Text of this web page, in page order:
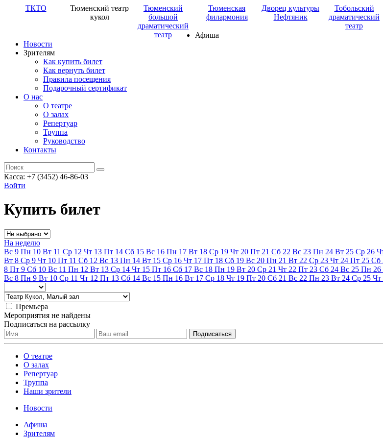
ТКТО
Тюменский театр
кукол
Тюменский
большой
драматический
театр
Тюменская
филармония
Дворец культуры
Нефтяник
Тобольский
драматический
театр
Афиша
Новости
Зрителям
Как купить билет
Как вернуть билет
Правила посещения
Подарочный сертификат
О нас
О театре
О залах
Репертуар
Труппа
Руководство
Контакты
Касса: +7 (3452) 46-86-03
Войти
Купить билет
На неделю
Вс 9 Пн 10 Вт 11 Ср 12 Чт 13 Пт 14 Сб 15 Вс 16 Пн 17 Вт 18 Ср 19 Чт 20 Пт 21 Сб 22 Вс 23 Пн 24 Вт 25 Ср 26
Вт 8 Ср 9 Чт 10 Пт 11 Сб 12 Вс 13 Пн 14 Вт 15 Ср 16 Чт 17 Пт 18 Сб 19 Вс 20 Пн 21 Вт 22 Ср 23 Чт 24 Пт 25 Сб
8 Пт 9 Сб 10 Вс 11 Пн 12 Вт 13 Ср 14 Чт 15 Пт 16 Сб 17 Вс 18 Пн 19 Вт 20 Ср 21 Чт 22 Пт 23 Сб 24 Вс 25 Пн 26
Вс 8 Пн 9 Вт 10 Ср 11 Чт 12 Пт 13 Сб 14 Вс 15 Пн 16 Вт 17 Ср 18 Чт 19 Пт 20 Сб 21 Вс 22 Пн 23 Вт 24 Ср 25 Чт
Премьера
Мероприятия не найдены
Подписаться на рассылку
О театре
О залах
Репертуар
Труппа
Наши зрители
Новости
Афиша
Зрителям